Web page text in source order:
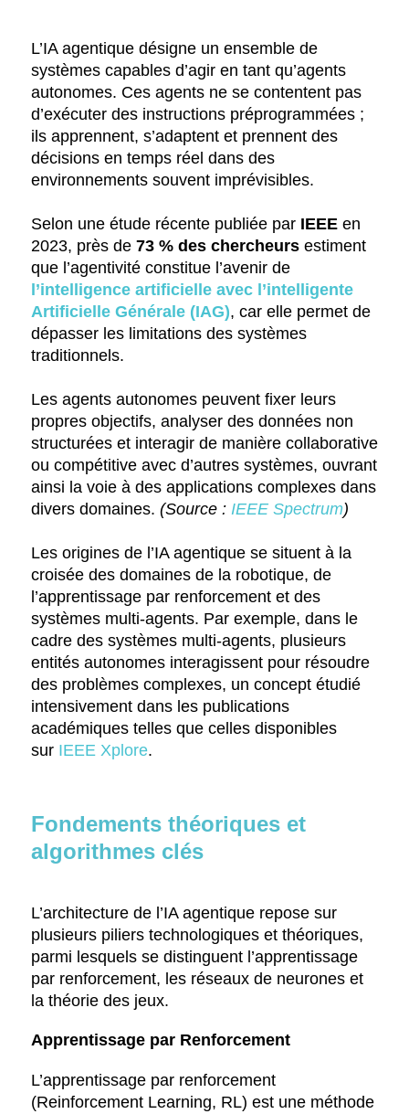
L’IA agentique désigne un ensemble de
systèmes capables d’agir en tant qu’agents
autonomes. Ces agents ne se contentent pas
d’exécuter des instructions préprogrammées ;
ils apprennent, s’adaptent et prennent des
décisions en temps réel dans des
environnements souvent imprévisibles.
Selon une étude récente publiée par IEEEen
2023, près de 73 % des chercheursestiment
que l’agentivité constitue l’avenir de
l’intelligence artificielle avec l’intelligente
Artificielle Générale (IAG), car elle permet de
dépasser les limitations des systèmes
traditionnels.
Les agents autonomes peuvent fixer leurs
propres objectifs, analyser des données non
structurées et interagir de manière collaborative
ou compétitive avec d’autres systèmes, ouvrant
ainsi la voie à des applications complexes dans
divers domaines. (Source : IEEE Spectrum)
Les origines de l’IA agentique se situent à la
croisée des domaines de la robotique, de
l’apprentissage par renforcement et des
systèmes multi-agents. Par exemple, dans le
cadre des systèmes multi-agents, plusieurs
entités autonomes interagissent pour résoudre
des problèmes complexes, un concept étudié
intensivement dans les publications
académiques telles que celles disponibles
sur IEEE Xplore.
Fondements théoriques et
algorithmes clés
L’architecture de l’IA agentique repose sur
plusieurs piliers technologiques et théoriques,
parmi lesquels se distinguent l’apprentissage
par renforcement, les réseaux de neurones et
la théorie des jeux.
Apprentissage par Renforcement
L’apprentissage par renforcement
(Reinforcement Learning, RL) est une méthode